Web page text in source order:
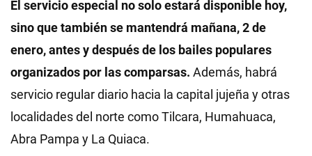
El servicio especial no solo estará disponible hoy,
sino que también se mantendrá mañana, 2 de
enero, antes y después de los bailes populares
organizados por las comparsas. Además, habrá
servicio regular diario hacia la capital jujeña y otras
localidades del norte como Tilcara, Humahuaca,
Abra Pampa y La Quiaca.